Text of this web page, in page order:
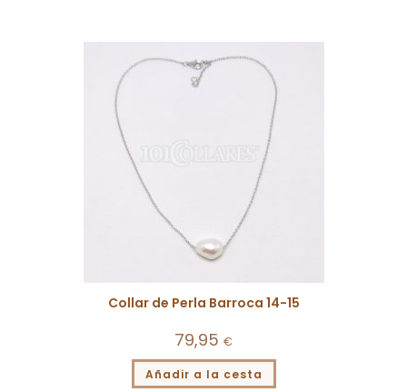
Collar de Perla Barroca 14-15
79,95 €
Añadir a la cesta